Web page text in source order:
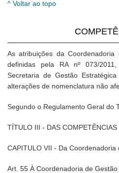
^ Voltar ao topo
As atribuições da
definidas pela RA nº 073/
Secretaria de Gestão
alterações de nomenclatura não
Segundo o Regulamento Geral do
TÍTULO III - DAS COMPETÊNCIAS
CAPITULO VII - Da Coordenadoria
Art. 55 À Coordenadoria de